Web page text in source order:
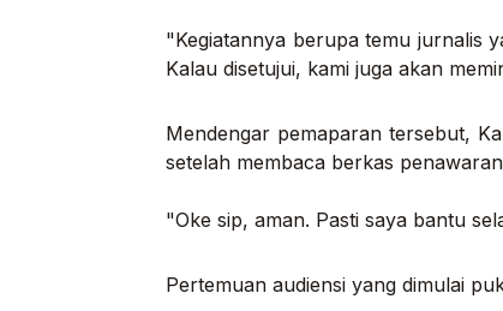
"Kegiatannya berupa temu jurnalis
Kalau disetujui, kami juga akan
Mendengar pemaparan tersebut,
setelah membaca berkas
"Oke sip, aman. Pasti saya bantu
Pertemuan audiensi yang dimulai